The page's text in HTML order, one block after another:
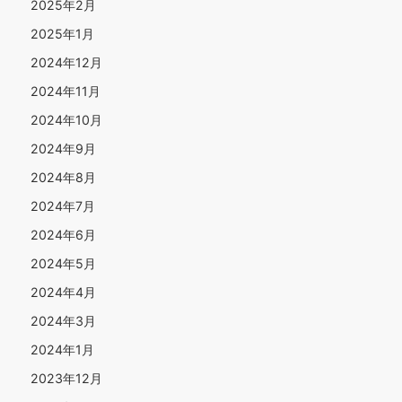
2025年2月
2025年1月
2024年12月
2024年11月
2024年10月
2024年9月
2024年8月
2024年7月
2024年6月
2024年5月
2024年4月
2024年3月
2024年1月
2023年12月